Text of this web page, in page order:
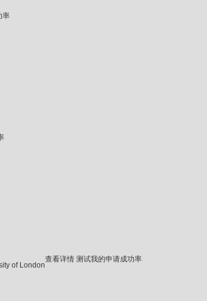
率
of London
查看详情 测试我的申请成功率